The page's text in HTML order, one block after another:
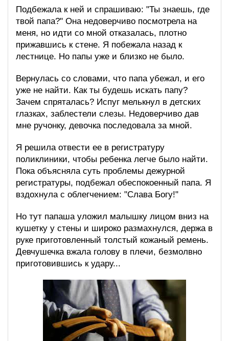
Подбежала к ней и спрашиваю: "Ты знаешь, где
твой папа?" Она недоверчиво посмотрела на
меня, но идти со мной отказалась, плотно
прижавшись к стене. Я побежала назад к
лестнице. Но папы уже и близко не было.
Вернулась со словами, что папа убежал, и его
уже не найти. Как ты будешь искать папу?
Зачем спряталась? Испуг мелькнул в детских
глазках, заблестели слезы. Недоверчиво дав
мне ручонку, девочка последовала за мной.
Я решила отвести ее в регистратуру
поликлиники, чтобы ребенка легче было найти.
Пока объясняла суть проблемы дежурной
регистратуры, подбежал обеспокоенный папа. Я
вздохнула с облегчением: "Слава Богу!"
Но тут папаша уложил малышку лицом вниз на
кушетку у стены и широко размахнулся, держа в
руке приготовленный толстый кожаный ремень.
Девчушечка вжала голову в плечи, безмолвно
приготовившись к удару...